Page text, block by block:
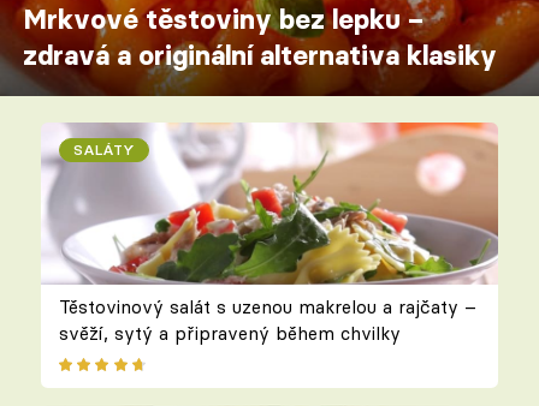
Mrkvové těstoviny bez lepku –
zdravá a originální alternativa klasiky
SALÁTY
Těstovinový salát s uzenou makrelou a rajčaty –
svěží, sytý a připravený během chvilky